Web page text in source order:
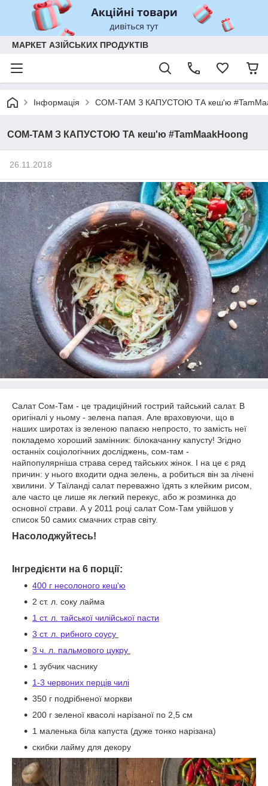
МАРКЕТ АЗІЙСЬКИХ ПРОДУКТІВ
Інформація СОМ-ТАМ З КАПУСТОЮ ТА кеш'ю
СОМ-ТАМ З КАПУСТОЮ ТА кеш'ю #TamMaakHoong
26.11.2018
Салат Сом-Там - це традиційний гострий тайський салат. В
оригіналі у ньому - зелена папая. Але враховуючи, що в
наших широтах із зеленою папаєю непросто, то замість неї
покладемо хороший замінник: білокачанну капусту! Згідно
останніх соціологічних досліджень, сом-там -
найпопулярніша страва серед тайських жінок. І на це є ряд
причин: у нього входити одна зелень, а робиться він за лічені
хвилини. У Таїланді салат переважно їдять з клейким рисом,
але часто це лише як легкий перекус, або ж розминка до
основної страви. А у 2011 році салат Сом-Там увійшов у
список 50 самих смачних страв світу.
Насолоджуйтесь!
Інгредієнти на 6 порції:
400 г несолоного кеш'ю
2 ст. л. соку лайма
1 ст. л. тайської чилійської пасти
3 ст. л. рибного соусу
3 ч. л. пальмового цукру
1 зубчик часнику
1-3 червоних перців чилі
350 г подрібненої моркви
200 г зеленої квасолі нарізаної по 2,5 см
1 маленька біла капуста (дуже тонко нарізана)
скибки лайму для декору